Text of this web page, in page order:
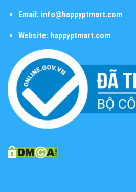
Email:info@happyptmart.com
Website: happyptmart.com